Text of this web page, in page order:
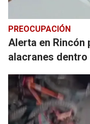
PREOCUPACIÓN
Alerta en Rincón
alacranes